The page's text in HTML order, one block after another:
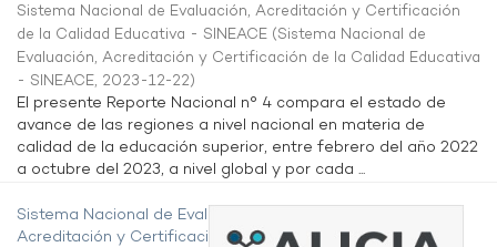
Sistema Nacional de Evaluación, Acreditación y Certificación
de la Calidad Educativa - SINEACE (Sistema Nacional de
Evaluación, Acreditación y Certificación de la Calidad Educativa
- SINEACE, 2023-12-22)
El presente Reporte Nacional n° 4 compara el estado de
avance de las regiones a nivel nacional en materia de
calidad de la educación superior, entre febrero del año 2022
a octubre del 2023, a nivel global y por cada ...
Sistema Nacional de Evaluación,
Acreditación y Certificación de la